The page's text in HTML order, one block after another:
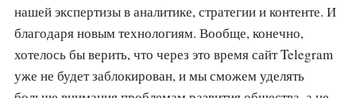
нашей экспертизы в аналитике, стратегии и контенте. И
благодаря новым технологиям. Вообще, конечно,
хотелось бы верить, что через это время сайт Telegram
уже не будет заблокирован, и мы сможем уделять